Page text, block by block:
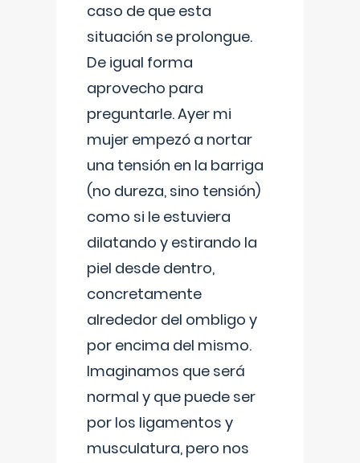
caso de que esta
situación se prolongue.
De igual forma
aprovecho para
preguntarle. Ayer mi
mujer empezó a nortar
una tensión en la barriga
(no dureza, sino tensión)
como si le estuviera
dilatando y estirando la
piel desde dentro,
concretamente
alrededor del ombligo y
por encima del mismo.
Imaginamos que será
normal y que puede ser
por los ligamentos y
musculatura, pero nos